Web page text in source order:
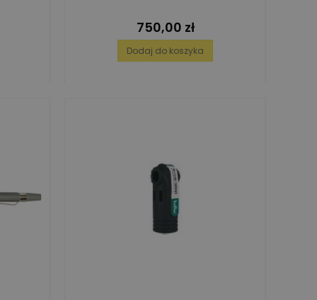
Cena
750,00 zł
Dodaj do koszyka